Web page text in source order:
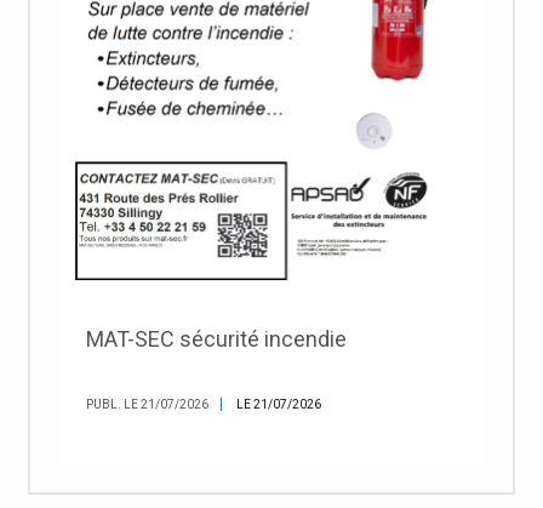
MAT-SEC sécurité incendie
PUBL. LE 21/07/2026 LE 21/07/2026